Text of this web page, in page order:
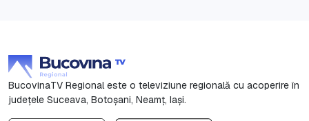
BucovinaTV Regional este o televiziune regională cu acoperire în
județele Suceava, Botoşani, Neamț, Iași.